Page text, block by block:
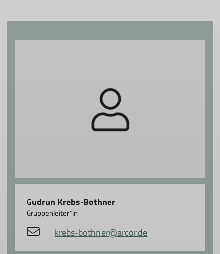
Gudrun Krebs-Bothner
Gruppenleiter*in
krebs-bothner@arcor.de